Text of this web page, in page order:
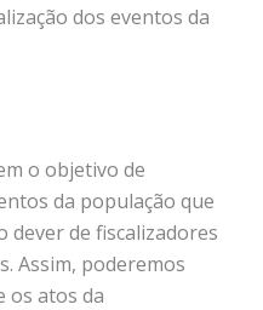
dos eventos da
o objetivo de
da população que
dever de fiscalizadores
Assim, poderemos
os atos da